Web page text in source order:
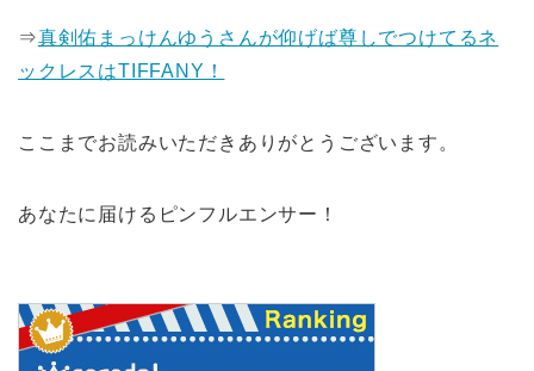
⇒真剣佑まっけんゆうさんが仰げば尊しでつけてるネ
ックレスはTIFFANY！
ここまでお読みいただきありがとうございます。
あなたに届けるピンフルエンサー！